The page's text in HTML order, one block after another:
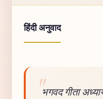
हिंदी अनुवाद
भगवद गीता